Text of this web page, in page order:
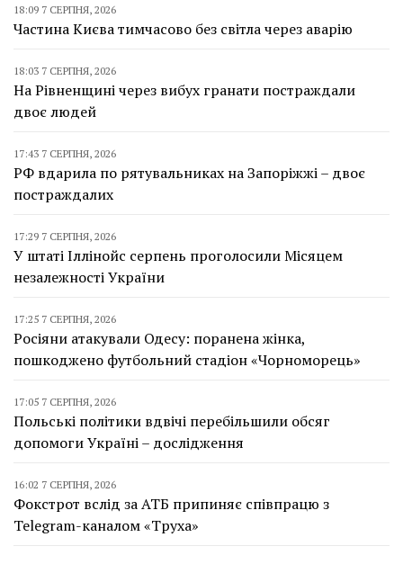
18:09 7 СЕРПНЯ, 2026
Частина Києва тимчасово без світла через аварію
18:03 7 СЕРПНЯ, 2026
На Рівненщині через вибух гранати постраждали
двоє людей
17:43 7 СЕРПНЯ, 2026
РФ вдарила по рятувальниках на Запоріжжі – двоє
постраждалих
17:29 7 СЕРПНЯ, 2026
У штаті Іллінойс серпень проголосили Місяцем
незалежності України
17:25 7 СЕРПНЯ, 2026
Росіяни атакували Одесу: поранена жінка,
пошкоджено футбольний стадіон «Чорноморець»
17:05 7 СЕРПНЯ, 2026
Польські політики вдвічі перебільшили обсяг
допомоги Україні – дослідження
16:02 7 СЕРПНЯ, 2026
Фокстрот вслід за АТБ припиняє співпрацю з
Telegram-каналом «Труха»